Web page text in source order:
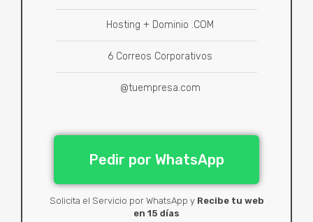
Hosting + Dominio .COM
6 Correos Corporativos
@tuempresa.com
Pedir por WhatsApp
Solicita el Servicio por WhatsApp y Recibe tu web
en 15 días